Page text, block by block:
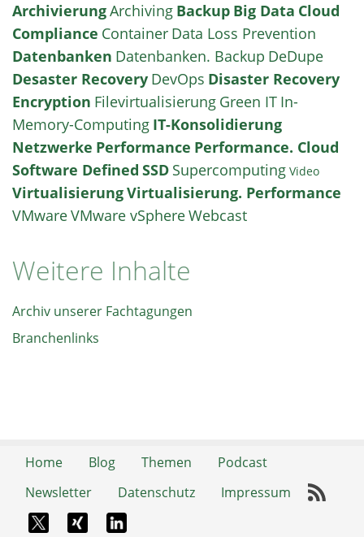
ArchivierungArchiving Backup Big Data Cloud
Compliance Container Data Loss Prevention
Datenbanken Datenbanken. Backup DeDupe
Desaster Recovery DevOps Disaster Recovery
Encryption Filevirtualisierung Green IT In-
Memory-Computing IT-Konsolidierung
Netzwerke Performance Performance. Cloud
Software Defined SSD Supercomputing Video
VirtualisierungVirtualisierung. Performance
VMwareVMware vSphereWebcast
Weitere Inhalte
Archiv unserer Fachtagungen
Branchenlinks
Home Blog Themen
Podcast
Newsletter
Datenschutz Impressum
X-TwitterXing